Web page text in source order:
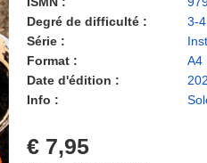
Degré de difficulté :
3-4
Série :
Format :
A4
Date d'édition :
Info :
€ 7,95